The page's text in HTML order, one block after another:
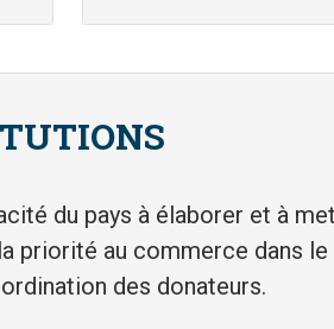
du pays à élaborer et à
priorité au commerce dans le
des donateurs.